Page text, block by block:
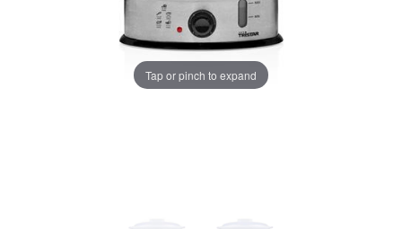
Tap or pinch to expand